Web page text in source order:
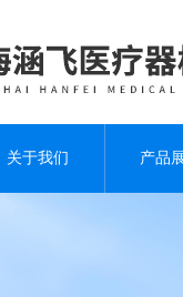
关于我们 产品